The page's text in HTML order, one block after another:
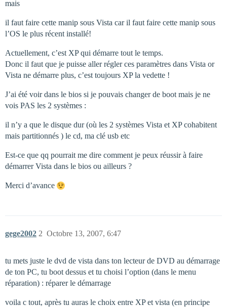
mais
il faut faire cette manip sous Vista car il faut faire cette manip sous
l’OS le plus récent installé!
Actuellement, c’est XP qui démarre tout le temps.
Donc il faut que je puisse aller régler ces paramètres dans Vista or
Vista ne démarre plus, c’est toujours XP la vedette !
J’ai été voir dans le bios si je pouvais changer de boot mais je ne
vois PAS les 2 systèmes :
il n’y a que le disque dur (où les 2 systèmes Vista et XP cohabitent
mais partitionnés ) le cd, ma clé usb etc
Est-ce que qq pourrait me dire comment je peux réussir à faire
démarrer Vista dans le bios ou ailleurs ?
Merci d’avance
gege2002 Octobre 13, 2007, 6:47
2
tu mets juste le dvd de vista dans ton lecteur de DVD au démarrage
de ton PC, tu boot dessus et tu choisi l’option (dans le menu
réparation) : réparer le démarrage
voila c tout, après tu auras le choix entre XP et vista (en principe